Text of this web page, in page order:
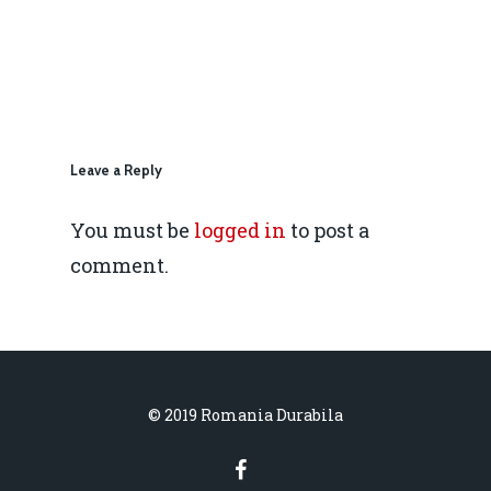
Leave a Reply
You must be logged in to post a
comment.
© 2019 Romania Durabila
Decembrie 2015
Energia